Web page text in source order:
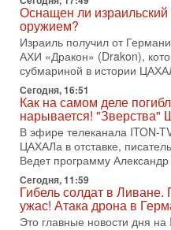
Недавний визит премьер-
Нетаньяху в США и его
оставили больше вопросов,
31-07-2026, 15:18
Иран готовит покушение
хочет эскалации, но КСИР
В эфире телеканала ITON-
по вопросам безопасности,
Международного
31-07-2026, 09:02
Битва за разоружение
31/07/2026
Сегодня президент США
достижении исторического
разоружении ХАМАСа и
Оснащен ли
оружием?
Израиль получил от
АХИ «Дракон» (Drakon),
субмариной в истории
Сегодня, 16:51
Как на самом деле
нарывается!
В эфире телеканала ITON-
ЦАХАЛа в отставке,
Ведет программу
Сегодня, 11:59
Гибель солдат в
ужас! Атака дрона в
Это главные новости дня на